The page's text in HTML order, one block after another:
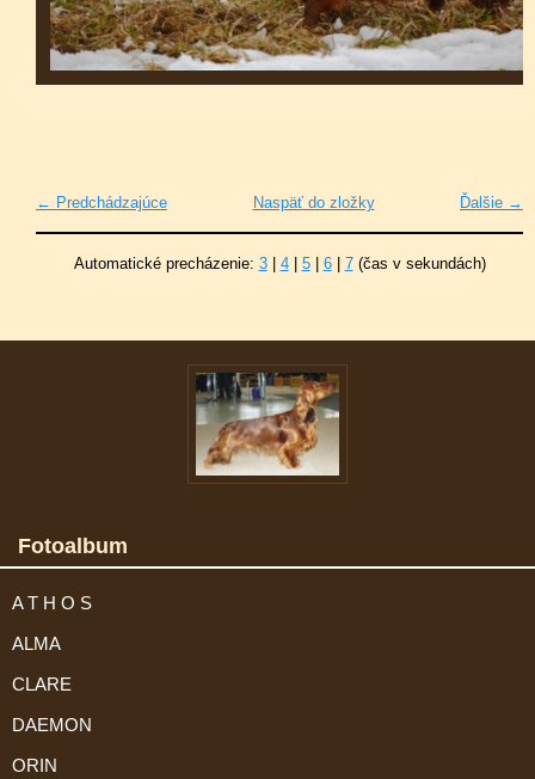
← Predchádzajúce Ďalšie →
Naspäť do zložky
Automatické precházenie: 3| 4| 5| 6| 7(čas v sekundách)
Fotoalbum
A T H O S
ALMA
CLARE
DAEMON
ORIN